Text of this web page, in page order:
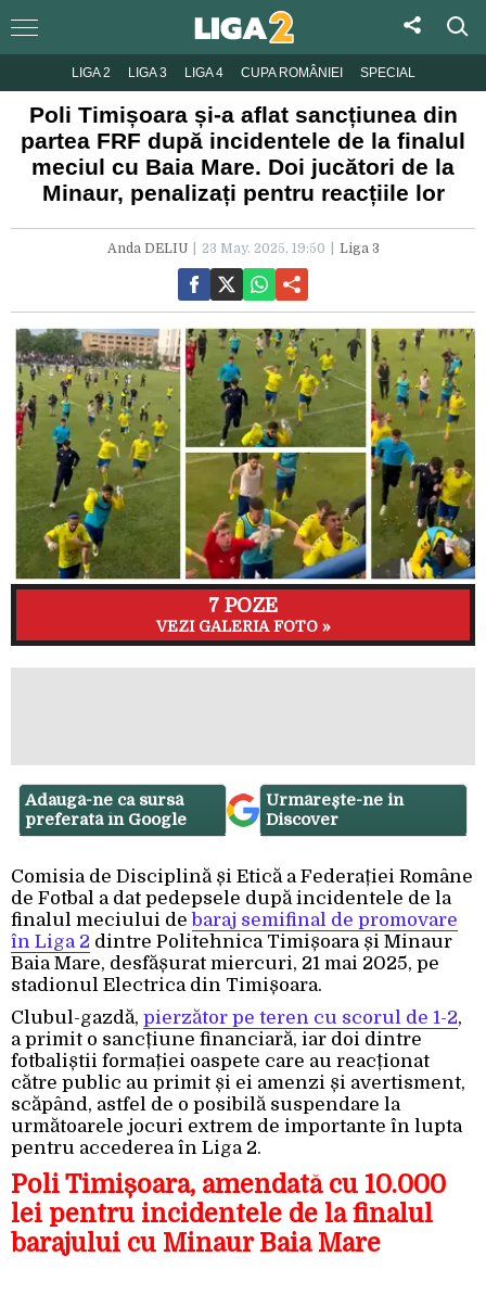
LIGA 2 LIGA 3 LIGA 4 CUPA ROMÂNIEI SPECIAL
Poli Timișoara și-a aflat sancțiunea din
partea FRF după incidentele de la finalul
meciul cu Baia Mare. Doi jucători de la
Minaur, penalizați pentru reacțiile lor
Anda DELIU 23 May. 2025, 19:50 Liga 3
7 POZE
VEZI GALERIA FOTO »
Adaugă-ne ca sursă
preferată în Google
Urmărește-ne in
Discover
Comisia de Disciplină și Etică a Federației Române
de Fotbal a dat pedepsele după incidentele de la
finalul meciului de baraj semifinal de promovare
în Liga 2 dintre Politehnica Timișoara și Minaur
Baia Mare, desfășurat miercuri, 21 mai 2025, pe
stadionul Electrica din Timișoara.
Clubul-gazdă, pierzător pe teren cu scorul de 1-2,
a primit o sancțiune financiară, iar doi dintre
fotbaliștii formației oaspete care au reacționat
către public au primit și ei amenzi și avertisment,
scăpând, astfel de o posibilă suspendare la
următoarele jocuri extrem de importante în lupta
pentru accederea în Liga 2.
Poli Timișoara, amendată cu 10.000
lei pentru incidentele de la finalul
barajului cu Minaur Baia Mare